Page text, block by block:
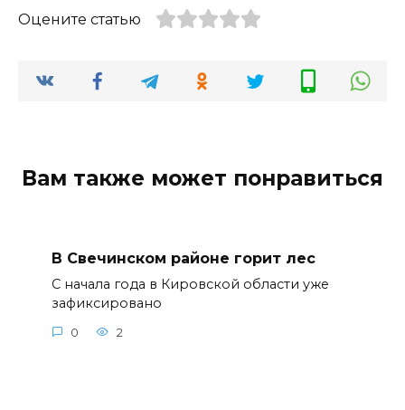
Оцените статью
Вам также может понравиться
В Свечинском районе горит лес
С начала года в Кировской области уже
зафиксировано
0 2